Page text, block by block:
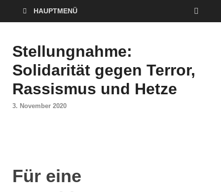
HAUPTMENÜ
Stellungnahme:
Solidarität gegen Terror,
Rassismus und Hetze
3. November 2020
Für eine